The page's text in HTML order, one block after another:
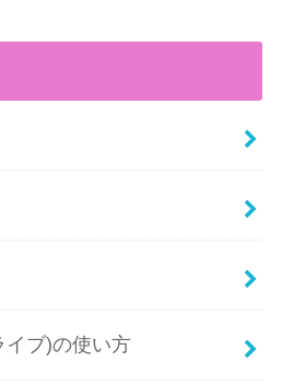
イブ)の使い方